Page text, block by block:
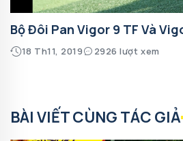
Bộ Đôi Pan Vigor 9 TF Và
18 Th11, 2019 2926 lượt xem
BÀI VIẾT CÙNG TÁC GIẢ